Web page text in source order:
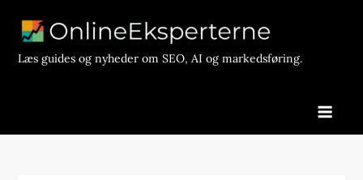
contentLæs guides og nyheder om SEO, AI og markedsføring.